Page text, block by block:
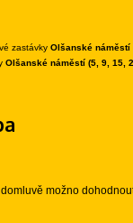
zastávky Olšanské náměstí
Olšanské náměstí (5, 9, 15,
možno